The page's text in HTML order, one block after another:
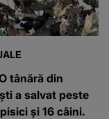
tânără din
a salvat peste
și 16 câini.